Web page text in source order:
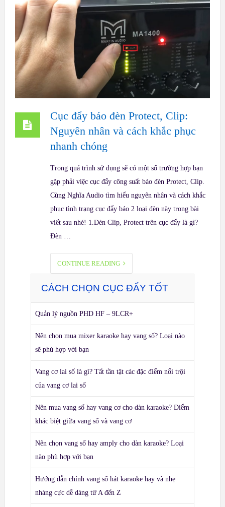
Cục đẩy báo đèn Protect, Clip:
Nguyên nhân và cách khắc phục
nhanh chóng
Trong quá trình sử dụng sẽ có một số trường hợp bạn
gặp phải việc cục đẩy công suất báo đèn Protect, Clip.
Cùng Nghĩa Audio tìm hiểu nguyên nhân và cách khắc
phục tình trạng cục đẩy báo 2 loại đèn này trong bài
viết sau nhé! 1.Đèn Clip, Protect trên cục đẩy là gì?
Đèn …
CONTINUE READING
CÁCH CHỌN CỤC ĐẨY TỐT
Quản lý nguồn PHD HF – 9LCR+
Nên chọn mua mixer karaoke hay vang số? Loại nào
sẽ phù hợp với bạn
Vang cơ lai số là gì? Tất tần tật các đặc điểm nổi trội
của vang cơ lai số
Nên mua vang số hay vang cơ cho dàn karaoke? Điểm
khác biệt giữa vang số và vang cơ
Nên chọn vang số hay amply cho dàn karaoke? Loại
nào phù hợp với bạn
Hướng dẫn chỉnh vang số hát karaoke hay và nhẹ
nhàng cực dễ dàng từ A đến Z